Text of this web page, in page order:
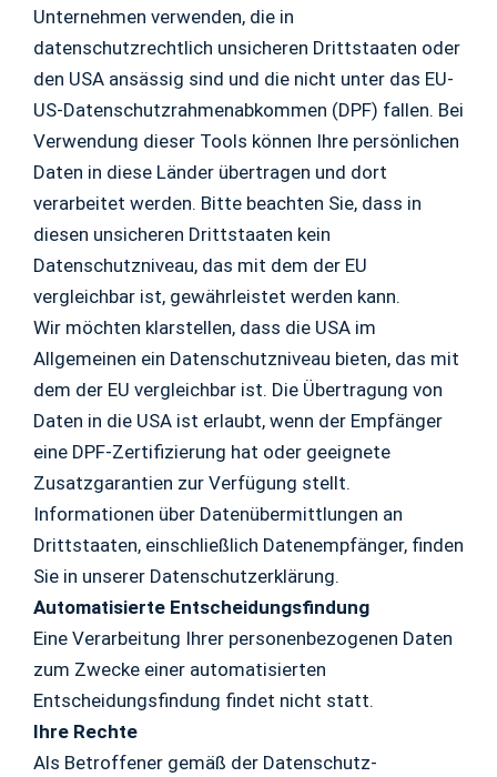
Unternehmen verwenden, die in
datenschutzrechtlich unsicheren Drittstaaten oder
den USA ansässig sind und die nicht unter das EU-
US-Datenschutzrahmenabkommen (DPF) fallen. Bei
Verwendung dieser Tools können Ihre persönlichen
Daten in diese Länder übertragen und dort
verarbeitet werden. Bitte beachten Sie, dass in
diesen unsicheren Drittstaaten kein
Datenschutzniveau, das mit dem der EU
vergleichbar ist, gewährleistet werden kann.
Wir möchten klarstellen, dass die USA im
Allgemeinen ein Datenschutzniveau bieten, das mit
dem der EU vergleichbar ist. Die Übertragung von
Daten in die USA ist erlaubt, wenn der Empfänger
eine DPF-Zertifizierung hat oder geeignete
Zusatzgarantien zur Verfügung stellt.
Informationen über Datenübermittlungen an
Drittstaaten, einschließlich Datenempfänger, finden
Sie in unserer Datenschutzerklärung.
Automatisierte Entscheidungsfindung
Eine Verarbeitung Ihrer personenbezogenen Daten
zum Zwecke einer automatisierten
Entscheidungsfindung findet nicht statt.
Ihre Rechte
Als Betroffener gemäß der Datenschutz-